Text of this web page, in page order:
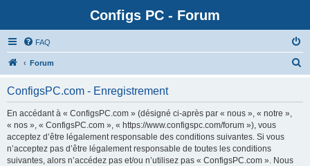
Configs PC - Forum
FAQ
Forum
ConfigsPC.com - Enregistrement
En accédant à « ConfigsPC.com » (désigné ci-après par « nous », « notre »,
« nos », « ConfigsPC.com », « https://www.configspc.com/forum »), vous
acceptez d’être légalement responsable des conditions suivantes. Si vous
n’acceptez pas d’être légalement responsable de toutes les conditions
suivantes, alors n’accédez pas et/ou n’utilisez pas « ConfigsPC.com ». Nous